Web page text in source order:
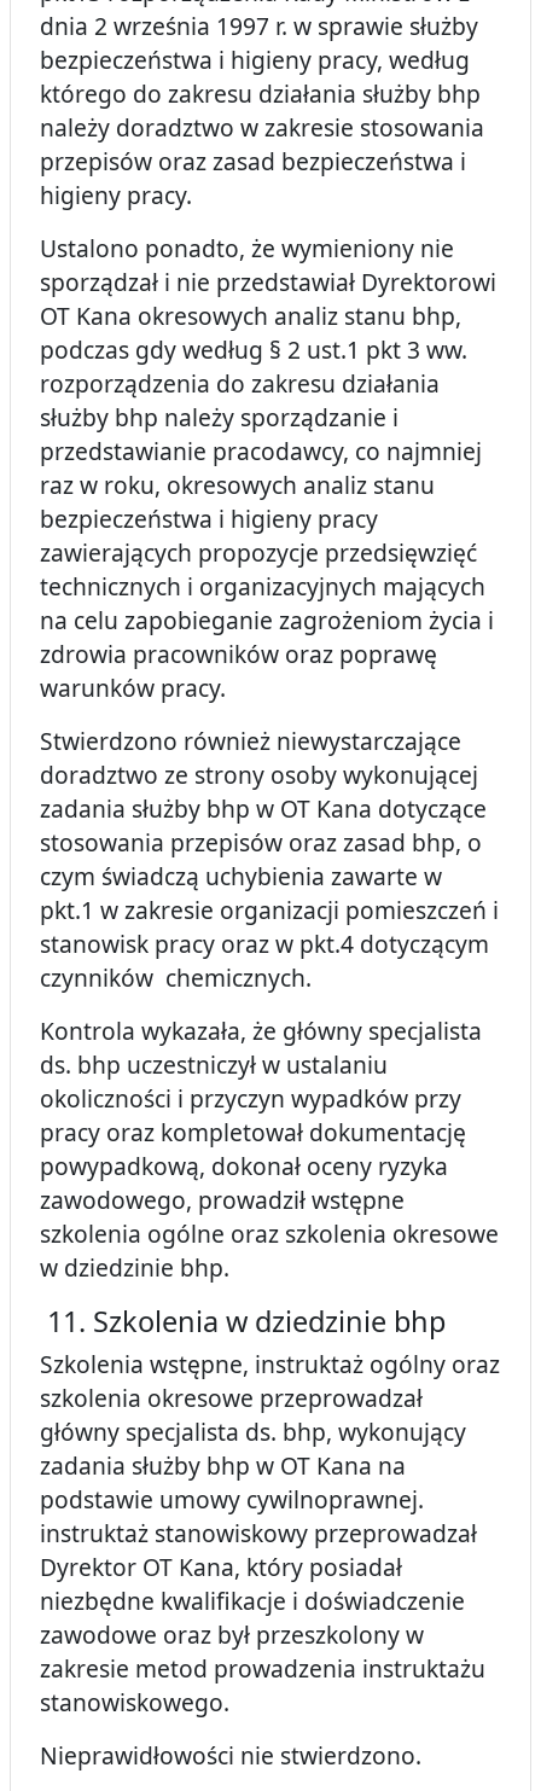
dnia 2 września 1997 r. w sprawie służby
bezpieczeństwa i higieny pracy, według
którego do zakresu działania służby bhp
należy doradztwo w zakresie stosowania
przepisów oraz zasad bezpieczeństwa i
higieny pracy.
Ustalono ponadto, że wymieniony nie
sporządzał i nie przedstawiał Dyrektorowi
OT Kana okresowych analiz stanu bhp,
podczas gdy według § 2 ust.1 pkt 3 ww.
rozporządzenia do zakresu działania
służby bhp należy sporządzanie i
przedstawianie pracodawcy, co najmniej
raz w roku, okresowych analiz stanu
bezpieczeństwa i higieny pracy
zawierających propozycje przedsięwzięć
technicznych i organizacyjnych mających
na celu zapobieganie zagrożeniom życia i
zdrowia pracowników oraz poprawę
warunków pracy.
Stwierdzono również niewystarczające
doradztwo ze strony osoby wykonującej
zadania służby bhp w OT Kana dotyczące
stosowania przepisów oraz zasad bhp, o
czym świadczą uchybienia zawarte w
pkt.1 w zakresie organizacji pomieszczeń i
stanowisk pracy oraz w pkt.4 dotyczącym
czynników chemicznych.
Kontrola wykazała, że główny specjalista
ds. bhp uczestniczył w ustalaniu
okoliczności i przyczyn wypadków przy
pracy oraz kompletował dokumentację
powypadkową, dokonał oceny ryzyka
zawodowego, prowadził wstępne
szkolenia ogólne oraz szkolenia okresowe
w dziedzinie bhp.
11. Szkolenia w dziedzinie bhp
Szkolenia wstępne, instruktaż ogólny oraz
szkolenia okresowe przeprowadzał
główny specjalista ds. bhp, wykonujący
zadania służby bhp w OT Kana na
podstawie umowy cywilnoprawnej.
instruktaż stanowiskowy przeprowadzał
Dyrektor OT Kana, który posiadał
niezbędne kwalifikacje i doświadczenie
zawodowe oraz był przeszkolony w
zakresie metod prowadzenia instruktażu
stanowiskowego.
Nieprawidłowości nie stwierdzono.